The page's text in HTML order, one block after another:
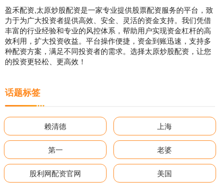
盈禾配资,太原炒股配资是一家专业提供股票配资服务的平台，致
力于为广大投资者提供高效、安全、灵活的资金支持。我们凭借
丰富的行业经验和专业的风控体系，帮助用户实现资金杠杆的高
效利用，扩大投资收益。平台操作便捷，资金到账迅速，支持多
种配资方案，满足不同投资者的需求。选择太原炒股配资，让您
的投资更轻松、更高效！
话题标签
赖清德 上海
第一 老婆
股利网配资官网 美国